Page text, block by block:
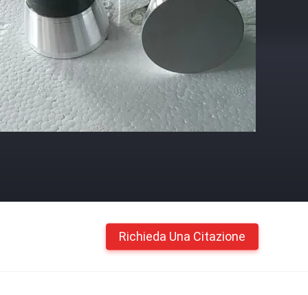
Richieda Una Citazione